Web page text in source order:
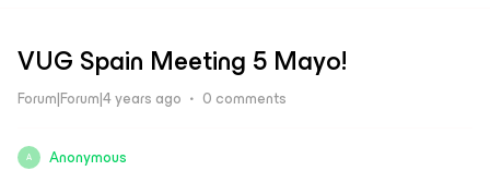
VUG Spain Meeting 5 Mayo!
Forum|Forum|4 years ago 0 comments
A Anonymous